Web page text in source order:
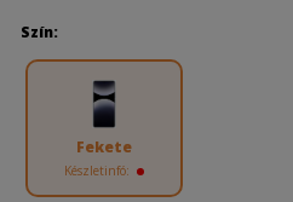
Szín:
Fekete
Készletinfó: